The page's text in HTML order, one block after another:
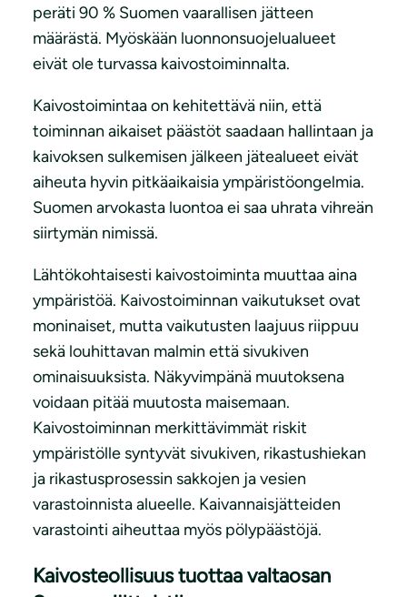
peräti 90 % Suomen vaarallisen jätteen
määrästä. Myöskään luonnonsuojelualueet
eivät ole turvassa kaivostoiminnalta.
Kaivostoimintaa on kehitettävä niin, että
toiminnan aikaiset päästöt saadaan hallintaan ja
kaivoksen sulkemisen jälkeen jätealueet eivät
aiheuta hyvin pitkäaikaisia ympäristöongelmia.
Suomen arvokasta luontoa ei saa uhrata vihreän
siirtymän nimissä.
Lähtökohtaisesti kaivostoiminta muuttaa aina
ympäristöä. Kaivostoiminnan vaikutukset ovat
moninaiset, mutta vaikutusten laajuus riippuu
sekä louhittavan malmin että sivukiven
ominaisuuksista. Näkyvimpänä muutoksena
voidaan pitää muutosta maisemaan.
Kaivostoiminnan merkittävimmät riskit
ympäristölle syntyvät sivukiven, rikastushiekan
ja rikastusprosessin sakkojen ja vesien
varastoinnista alueelle. Kaivannaisjätteiden
varastointi aiheuttaa myös pölypäästöjä.
Kaivosteollisuus tuottaa valtaosan